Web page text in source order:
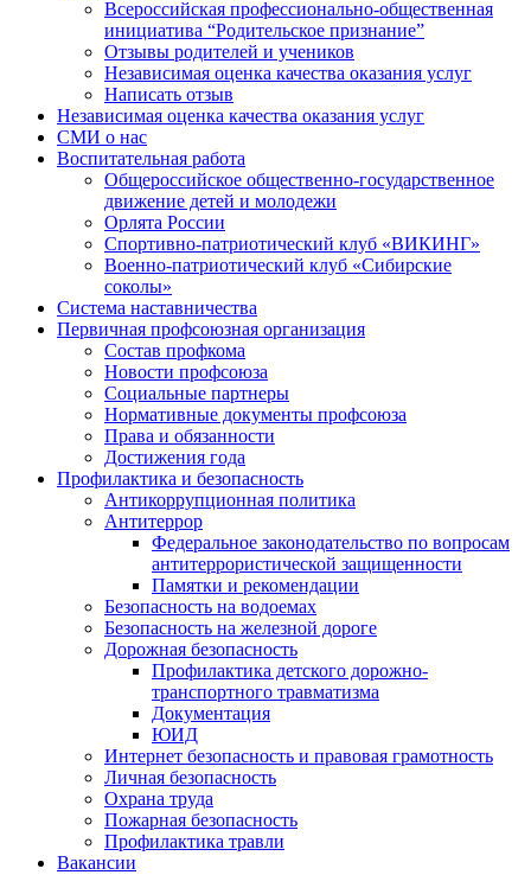
Всероссийская профессионально-общественная
инициатива “Родительское признание”
Отзывы родителей и учеников
Независимая оценка качества оказания услуг
Написать отзыв
Независимая оценка качества оказания услуг
СМИ о нас
Воспитательная работа
Общероссийское общественно-государственное
движение детей и молодежи
Орлята России
Спортивно-патриотический клуб «ВИКИНГ»
Военно-патриотический клуб «Сибирские
соколы»
Система наставничества
Первичная профсоюзная организация
Состав профкома
Новости профсоюза
Социальные партнеры
Нормативные документы профсоюза
Права и обязанности
Достижения года
Профилактика и безопасность
Антикоррупционная политика
Антитеррор
Федеральное законодательство по вопросам
антитеррористической защищенности
Памятки и рекомендации
Безопасность на водоемах
Безопасность на железной дороге
Дорожная безопасность
Профилактика детского дорожно-
транспортного травматизма
Документация
ЮИД
Интернет безопасность и правовая грамотность
Личная безопасность
Охрана труда
Пожарная безопасность
Профилактика травли
Вакансии